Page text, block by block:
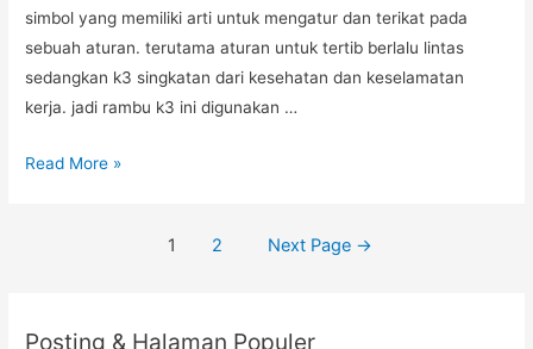
simbol yang memiliki arti untuk mengatur dan terikat pada
sebuah aturan. terutama aturan untuk tertib berlalu lintas
sedangkan k3 singkatan dari kesehatan dan keselamatan
kerja. jadi rambu k3 ini digunakan …
JUAL
RAMBU,
Read More »
1 2 Next Page →
Posting & Halaman Populer